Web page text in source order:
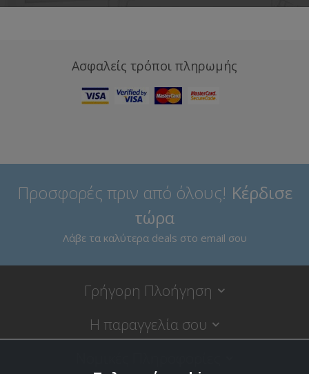
Ασφαλείς τρόποι πληρωμής
Προσφορές πριν από όλους! Κέρδισε
τώρα
Λάβε τα καλύτερα deals στο email σου
Γρήγορη Πλοήγηση
Η παραγγελία σου